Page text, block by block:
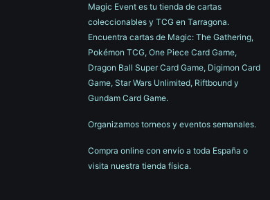
Magic Event es tu tienda de cartas
coleccionables y TCG en Tarragona.
Encuentra cartas de Magic: The Gathering,
Pokémon TCG, One Piece Card Game,
Dragon Ball Super Card Game, Digimon Card
Game, Star Wars Unlimited, Riftbound y
Gundam Card Game.
Organizamos torneos y eventos semanales.
Compra online con envío a toda España o
visita nuestra tienda física.